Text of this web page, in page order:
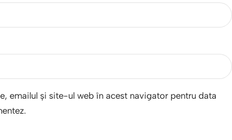
emailul și site-ul web în acest navigator pentru data